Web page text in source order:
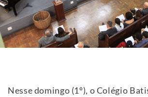
Nesse domingo (1º), o Colégio